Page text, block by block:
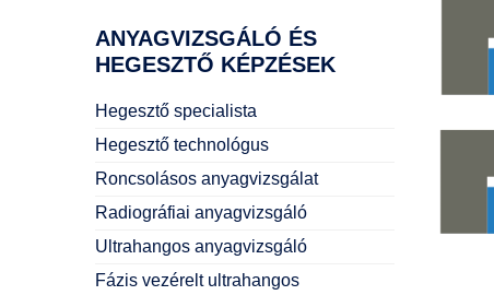
ANYAGVIZSGÁLÓ ÉS
HEGESZTŐ KÉPZÉSEK
Hegesztő specialista
Hegesztő technológus
Roncsolásos anyagvizsgálat
Radiográfiai anyagvizsgáló
Ultrahangos anyagvizsgáló
Fázis vezérelt ultrahangos